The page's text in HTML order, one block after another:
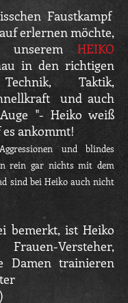
Faustkampf
erlernen möchte,
HEIKO
in den richtigen
Taktik,
und auch
"- Heiko weiß
ankommt!
und blindes
rein gar nichts mit dem
sind bei Heiko auch nicht
bemerkt, ist Heiko
Versteher,
Damen trainieren